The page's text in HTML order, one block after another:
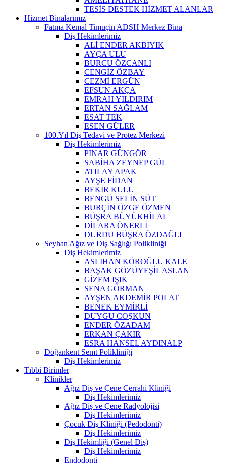
TESİS DESTEK HİZMET ALANLAR
Hizmet Binalarımız
Fatma Kemal Timuçin ADSH Merkez Bina
Diş Hekimlerimiz
ALİ ENDER AKBIYIK
AYÇA ULU
BURCU ÖZCANLI
CENGİZ ÖZBAY
CEZMİ ERGÜN
EFSUN AKÇA
EMRAH YILDIRIM
ERTAN SAĞLAM
ESAT TEK
ESEN GÜLER
100.Yıl Diş Tedavi ve Protez Merkezi
Diş Hekimlerimiz
PINAR GÜNGÖR
SABİHA ZEYNEP GÜL
ATILAY APAK
AYŞE FİDAN
BEKİR KULU
BENGÜ SELİN SÜT
BURÇİN ÖZGE ÖZMEN
BÜŞRA BÜYÜKHİLAL
DİLARA ÖNERLİ
DURDU BÜŞRA ÖZDAĞLI
Seyhan Ağız ve Diş Sağlığı Polikliniği
Diş Hekimlerimiz
ASLIHAN KÖROĞLU KALE
BAŞAK GÖZÜYEŞİL ASLAN
GİZEM IŞIK
SENA GÖRMAN
AYŞEN AKDEMİR POLAT
BENEK EYMİRLİ
DUYGU COŞKUN
ENDER ÖZADAM
ERKAN ÇAKIR
ESRA HANSEL AYDINALP
Doğankent Semt Polikliniği
Diş Hekimlerimiz
Tıbbi Birimler
Klinikler
Ağız Diş ve Çene Cerrahi Kliniği
Diş Hekimlerimiz
Ağız Diş ve Çene Radyolojisi
Diş Hekimlerimiz
Çocuk Diş Kliniği (Pedodonti)
Diş Hekimlerimiz
Diş Hekimliği (Genel Diş)
Diş Hekimlerimiz
Endodonti